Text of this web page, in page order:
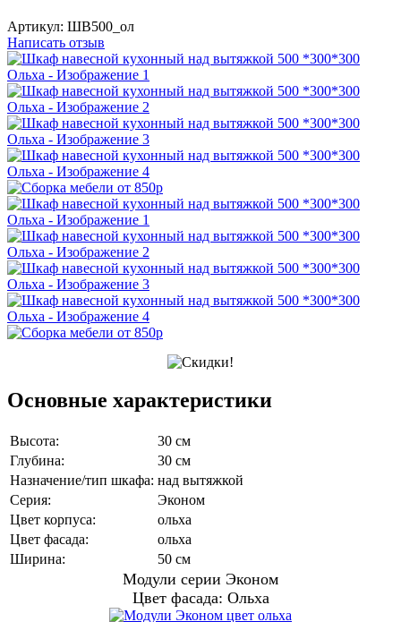
Артикул: ШВ500_ол
Написать отзыв
Основные характеристики
Высота:
30 см
Глубина:
30 см
Назначение/тип шкафа: над вытяжкой
Серия:
Эконом
Цвет корпуса:
ольха
Цвет фасада:
ольха
Ширина:
50 см
Модули серии Эконом
Цвет фасада: Ольха